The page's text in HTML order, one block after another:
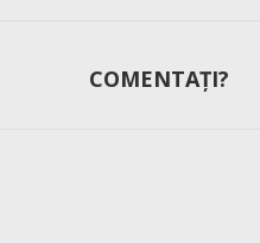
COMENTAȚI?